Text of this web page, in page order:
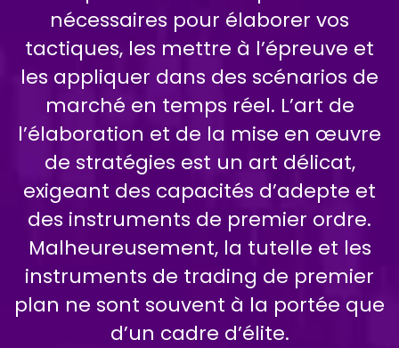
nécessaires pour élaborer vos
tactiques, les mettre à l’épreuve et
les appliquer dans des scénarios de
marché en temps réel. L’art de
l’élaboration et de la mise en œuvre
de stratégies est un art délicat,
exigeant des capacités d’adepte et
des instruments de premier ordre.
Malheureusement, la tutelle et les
instruments de trading de premier
plan ne sont souvent à la portée que
d’un cadre d’élite.